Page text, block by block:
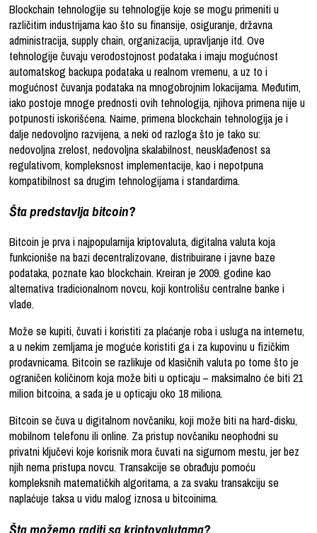
Blockchain tehnologije su tehnologije koje se mogu primeniti u
različitim industrijama kao što su finansije, osiguranje, državna
administracija, supply chain, organizacija, upravljanje itd. Ove
tehnologije čuvaju verodostojnost podataka i imaju mogućnost
automatskog backupa podataka u realnom vremenu, a uz to i
mogućnost čuvanja podataka na mnogobrojnim lokacijama. Međutim,
iako postoje mnoge prednosti ovih tehnologija, njihova primena nije u
potpunosti iskorišćena. Naime, primena blockchain tehnologija je i
dalje nedovoljno razvijena, a neki od razloga što je tako su:
nedovoljna zrelost, nedovoljna skalabilnost, neusklađenost sa
regulativom, kompleksnost implementacije, kao i nepotpuna
kompatibilnost sa drugim tehnologijama i standardima.
Šta predstavlja bitcoin?
Bitcoin je prva i najpopularnija kriptovaluta, digitalna valuta koja
funkcioniše na bazi decentralizovane, distribuirane i javne baze
podataka, poznate kao blockchain. Kreiran je 2009. godine kao
alternativa tradicionalnom novcu, koji kontrolišu centralne banke i
vlade.
Može se kupiti, čuvati i koristiti za plaćanje roba i usluga na internetu,
a u nekim zemljama je moguće koristiti ga i za kupovinu u fizičkim
prodavnicama. Bitcoin se razlikuje od klasičnih valuta po tome što je
ograničen količinom koja može biti u opticaju – maksimalno će biti 21
milion bitcoina, a sada je u opticaju oko 18 miliona.
Bitcoin se čuva u digitalnom novčaniku, koji može biti na hard-disku,
mobilnom telefonu ili online. Za pristup novčaniku neophodni su
privatni ključevi koje korisnik mora čuvati na sigurnom mestu, jer bez
njih nema pristupa novcu. Transakcije se obrađuju pomoću
kompleksnih matematičkih algoritama, a za svaku transakciju se
naplaćuje taksa u vidu malog iznosa u bitcoinima.
Šta možemo raditi sa kriptovalutama?